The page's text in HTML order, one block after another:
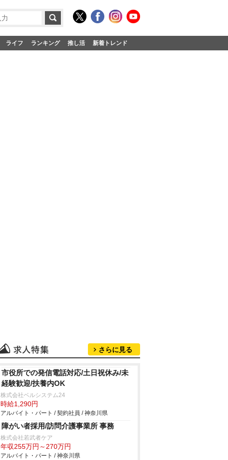
ライフ ランキング 推し活 新着トレンド
さらに見る
市役所での発信電話対応/土日祝休み/未
経験歓迎/扶養内OK
株式会社ベルシステム24
時給1,290円
アルバイト・パート / 契約社員 / 神奈川県
障がい者採用/訪問介護事業所 事務
株式会社若武者ケア
年収255万円～270万円
アルバイト・パート / 神奈川県